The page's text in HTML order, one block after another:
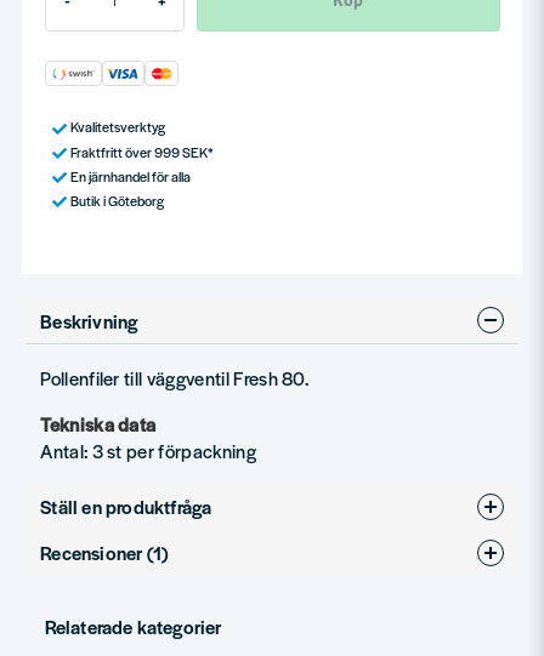
Kvalitetsverktyg
Fraktfritt över 999 SEK*
En järnhandel för alla
Butik i Göteborg
Beskrivning
Pollenfiler till väggventil Fresh 80.
Tekniska data
Antal: 3 st per förpackning
Ställ en produktfråga
question
Fråga oss något om denna produkten...
Recensioner (1)
Per Gunnar Christer
Relaterade kategorier